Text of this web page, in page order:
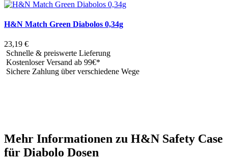
H&N Match Green Diabolos 0,34g
23,19 €
Schnelle & preiswerte Lieferung
Kostenloser Versand ab 99€*
Sichere Zahlung über verschiedene Wege
Mehr Informationen zu H&N Safety Case
für Diabolo Dosen